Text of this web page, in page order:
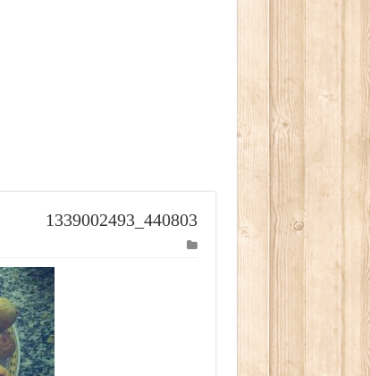
440803_1339002493